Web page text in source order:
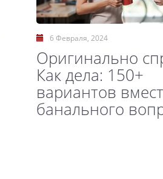
6 Февраля, 2024
Оригинально
Как дела: 150+
вариантов
банального